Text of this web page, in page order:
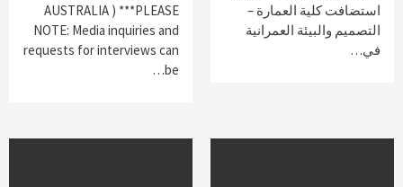
استضافت كلية العمارة –
التصميم والبيئة العمرانية
في…
AUSTRALIA ) ***PLEASE
NOTE: Media inquiries and
requests for interviews can
be…